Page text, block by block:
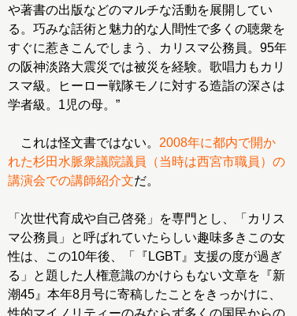
や著書の出版などのマルチな活動を展開してい
る。巧みな話術と魅力的な人間性で多くの聴衆を
すぐに惹きこんでしまう、カリスマ公務員。95年
の阪神淡路大震災では被災を経験。歌唱力もカリ
スマ級。ヒーロー戦隊モノに対する造詣の深さは
学者級。1児の母。”
これは怪文書ではない。 2008年に都内で開か
れた杉田水脈衆議院議員（当時は西宮市職員）の
講演会での講師紹介文だ。
「次世代育成や自己啓発」を専門とし、「カリス
マ公務員」と呼ばれていたらしい趣味多きこの女
性は、この10年後、「『LGBT』支援の度が過ぎ
る」と題した人権意識のかけらもない文章を『新
潮45』本年8月号に寄稿したことをきっかけに、
性的マイノリティーのみならず多くの国民からの